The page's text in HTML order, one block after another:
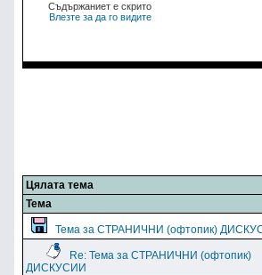
Съдържаниет е скрито
Влезте за да го видите
Цялата тема
Тема
Тема за СТРАНИЧНИ (офтопик)
Re: Тема за СТРАНИЧНИ (офтопик)
ДИСКУСИИ